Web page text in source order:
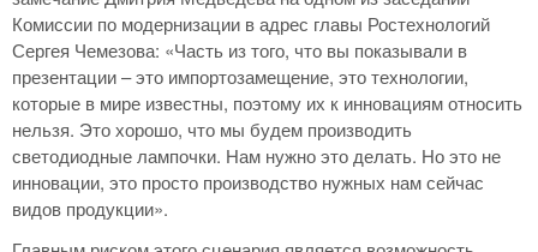
Комиссии по модернизации в адрес главы Ростехнологий
Сергея Чемезова: «Часть из того, что вы показывали в
презентации – это импортозамещение, это технологии,
которые в мире известны, поэтому их к инновациям относить
нельзя. Это хорошо, что мы будем производить
светодиодные лампочки. Нам нужно это делать. Но это не
инновации, это просто производство нужных нам сейчас
видов продукции».